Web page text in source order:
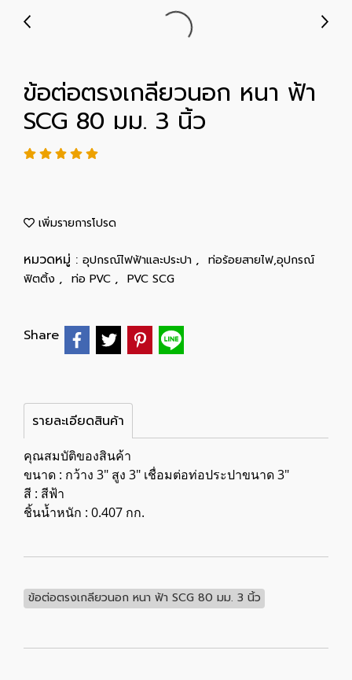
ข้อต่อตรงเกลียวนอก หนา ฟ้า
SCG 80 มม. 3 นิ้ว
เพิ่มรายการโปรด
หมวดหมู่ : อุปกรณ์ไฟฟ้าและประปา , ท่อร้อยสายไฟ,อุปกรณ์
ฟิตติ้ง , ท่อ PVC , PVC SCG
Share
รายละเอียดสินค้า
คุณสมบัติของสินค้า
ขนาด : กว้าง 3" สูง 3" เชื่อมต่อท่อประปาขนาด 3"
สี : สีฟ้า
ชิ้นน้ำหนัก : 0.407 กก.
ข้อต่อตรงเกลียวนอก หนา ฟ้า SCG 80 มม. 3 นิ้ว